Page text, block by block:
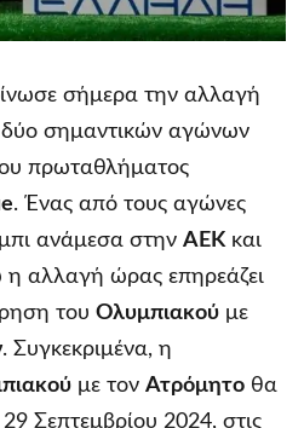
σήμερα την αλλαγή
σημαντικών αγώνων
πρωταθλήματος
. Ένας από τους αγώνες
ανάμεσα στην ΑΕΚκαι
η αλλαγή ώρας επηρεάζει
του Ολυμπιακού με
. Συγκεκριμένα, η
με τον Ατρόμητο θα
Σεπτεμβρίου 2024, στις